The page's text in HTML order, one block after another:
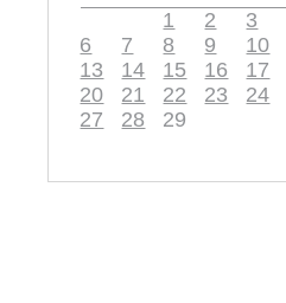
1 2 3
6
7 8 9 10
13
14 15 16 17
20
21 22 23 24
27
28 29